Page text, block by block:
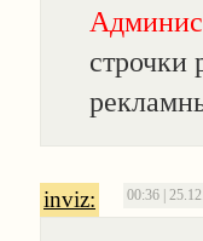
строчки
inviz: 00:36 |